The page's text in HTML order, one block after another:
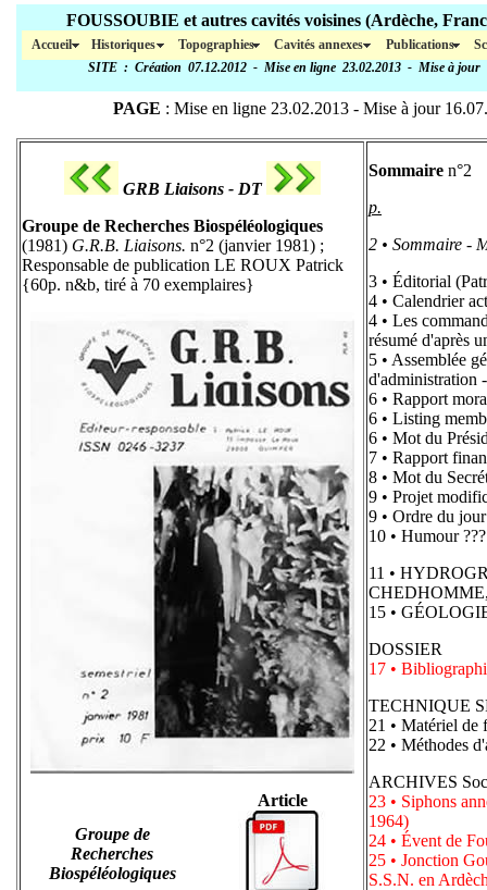
FOUSSOUBIE et autres cavités voisines
Accueil Historiques Topographies Cavités annexes Publications
SITE : Création 07.12.2012 - Mise en ligne 23.02.2013 - Mise à jour
PAGE : Mise en ligne 23.02.2013 - Mise à jour
GRB Liaisons - DT
Groupe de Recherches Biospéléologiques
(1981) G.R.B. Liaisons. n°2 (janvier 1981) ;
Responsable de publication LE ROUX Patrick
{60p. n&b, tiré à 70 exemplaires}
Article
Groupe de
Recherches
Biospéléologiques
Sommaire n°2
p.
2 • Sommaire -
3 • Éditorial
4 • Calendrier
4 • Les
résumé d'après
5 • Assemblée
d'administration
6 • Rapport
6 • Listing
6 • Mot du
7 • Rapport
8 • Mot du
9 • Projet
9 • Ordre du
10 • Humour
11 •
15 •
DOSSIER
17 •
TECHNIQUE
21 • Matériel de
22 • Méthodes
ARCHIVES
23 • Siphons
1964)
24 • Évent de
25 • Jonction
S.S.N. en